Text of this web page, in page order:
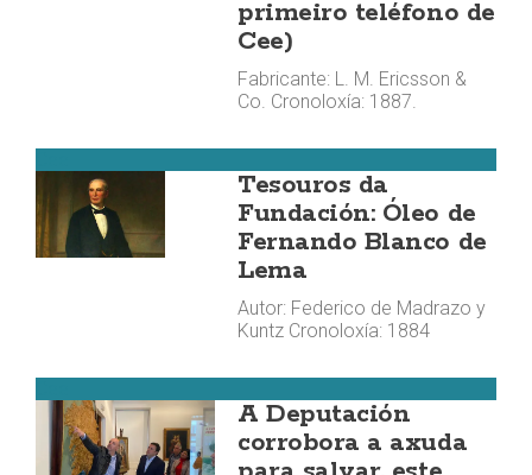
primeiro teléfono de
Cee)
Fabricante: L. M. Ericsson &
Co. Cronoloxía: 1887.
Tesouros da
Fundación: Óleo de
Fernando Blanco de
Lema
Autor: Federico de Madrazo y
Kuntz Cronoloxía: 1884
A Deputación
corrobora a axuda